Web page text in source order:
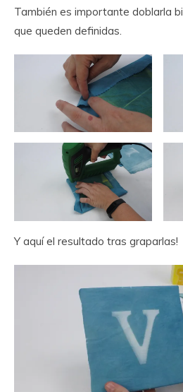
También es importante doblarla
que queden definidas.
Y aquí el resultado tras graparlas!